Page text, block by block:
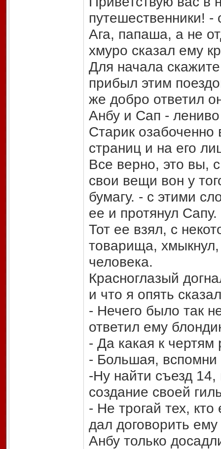
путешественники! -
Ага, папаша, а не
хмуро сказал ему
Для начала
прибыл этим
же добро ответил
Анбу и Сап -
Старик озабоченно
страниц и на его
Все верно, это вы,
свои вещи вон у
бумагу. - с этими
ее и протянул Сапу.
Тот ее взял, с
товарища,
человека.
Красноглазый
и что я опять
- Нечего было так
ответил ему
- Да какая к чертям
- Большая,
-Ну найти съезд
создание своей
- Не трогай тех,
дал договорить
Анбу только